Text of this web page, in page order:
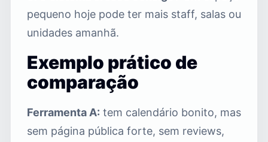
pequeno hoje pode ter mais staff, salas ou
unidades amanhã.
Exemplo prático de
comparação
Ferramenta A: tem calendário bonito, mas
sem página pública forte, sem reviews,